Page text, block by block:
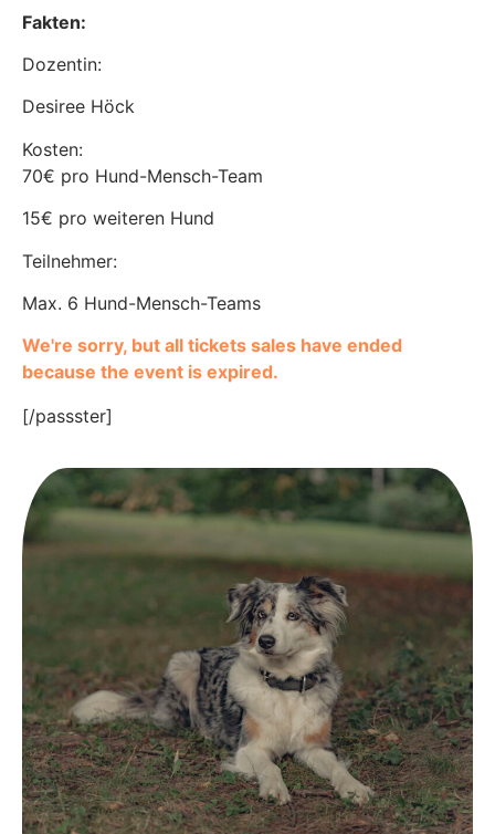
Fakten:
Dozentin:
Desiree Höck
Kosten:
70€ pro Hund-Mensch-Team
15€ pro weiteren Hund
Teilnehmer:
Max. 6 Hund-Mensch-Teams
We're sorry, but all tickets sales have ended
because the event is expired.
[/passster]